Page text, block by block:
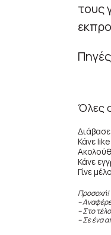
τους
Όλες
Κάνε
Κάνε
Γίνε
Προσοχή!
–
– Στο
– Σε ένα